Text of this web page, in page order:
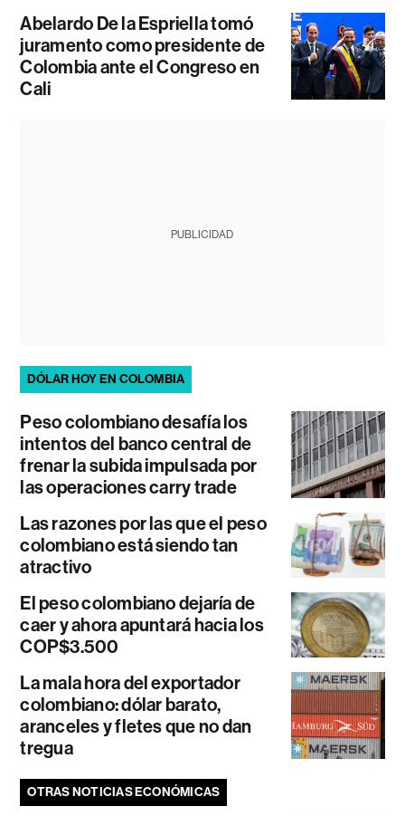
Abelardo De la Espriella tomó
juramento como presidente de
Colombia ante el Congreso en
Cali
PUBLICIDAD
DÓLAR HOY EN COLOMBIA
Peso colombiano desafía los
intentos del banco central de
frenar la subida impulsada por
las operaciones carry trade
Las razones por las que el peso
colombiano está siendo tan
atractivo
El peso colombiano dejaría de
caer y ahora apuntará hacia los
COP$3.500
La mala hora del exportador
colombiano: dólar barato,
aranceles y fletes que no dan
tregua
OTRAS NOTICIAS ECONÓMICAS